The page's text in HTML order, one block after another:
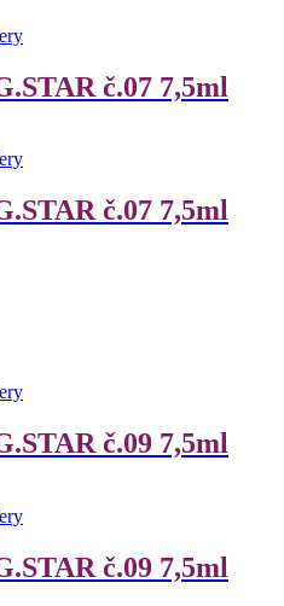
č.07 7,5ml
č.07 7,5ml
č.09 7,5ml
č.09 7,5ml